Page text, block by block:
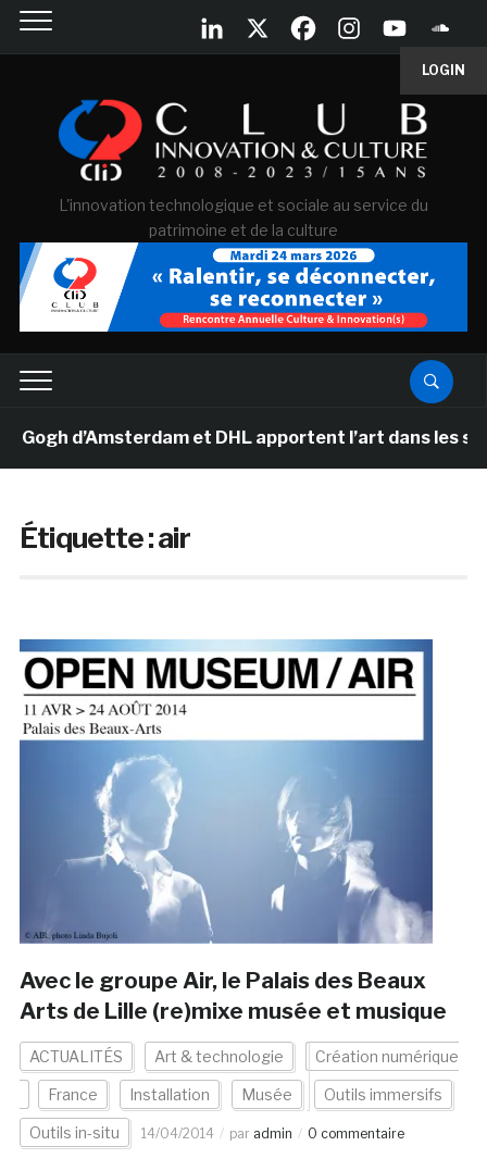
LOGIN
L'innovation technologique et sociale au service du
patrimoine et de la culture
d’Amsterdam et DHL apportent l’art dans les
Étiquette :air
Avec le groupe Air, le Palais des Beaux
Arts de Lille (re)mixe musée et musique
ACTUALITÉS Art & technologie Création numérique
France Installation Musée Outils immersifs
Outils in-situ 14/04/2014 par admin 0 commentaire